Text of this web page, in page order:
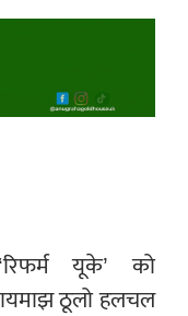
यूके’ को
ठूलो हलचल